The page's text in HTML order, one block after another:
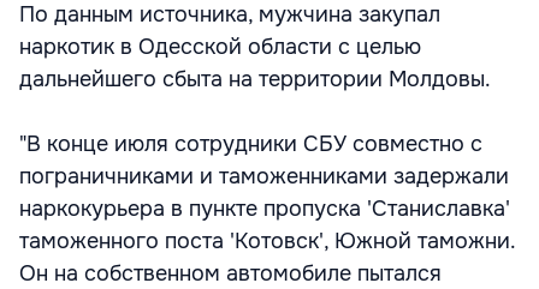
По данным источника, мужчина закупал
наркотик в Одесской области с целью
дальнейшего сбыта на территории Молдовы.
"В конце июля сотрудники СБУ совместно с
пограничниками и таможенниками задержали
наркокурьера в пункте пропуска 'Станиславка'
таможенного поста 'Котовск', Южной таможни.
Он на собственном автомобиле пытался